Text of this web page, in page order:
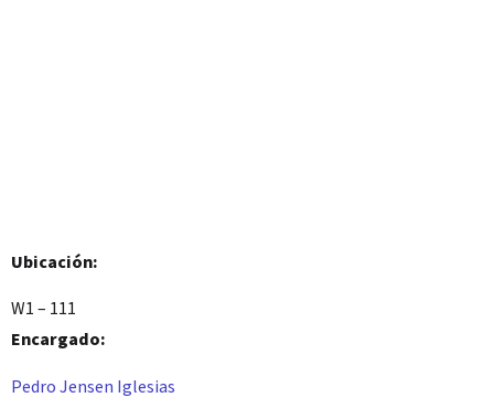
Ubicación:
W1 – 111
Encargado:
Pedro Jensen Iglesias